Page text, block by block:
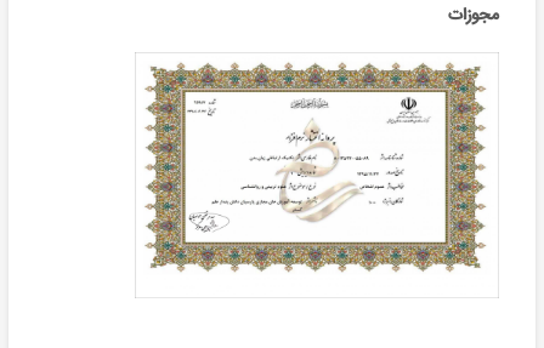
مجوزات